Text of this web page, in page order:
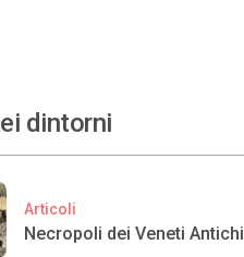
dintorni
Articoli
Necropoli dei Veneti Antichi